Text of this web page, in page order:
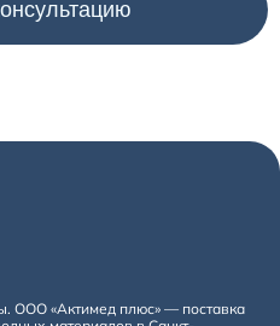
ООО «Актимед плюс» — поставка